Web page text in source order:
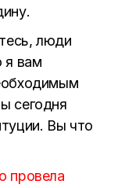
люди
я вам
сегодня
Вы что
провела